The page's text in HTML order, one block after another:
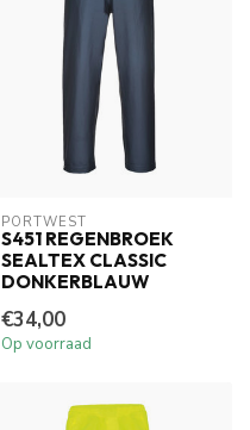
PORTWEST
S451 REGENBROEK
SEALTEX CLASSIC
DONKERBLAUW
€34,00
Op voorraad